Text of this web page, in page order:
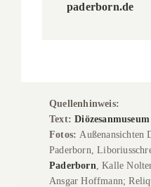
paderborn.de
Quellenhinweis:
Text:
Fotos:Außenansichten
Paderborn,
Paderborn, Kalle
Ansgar Hoffmann;